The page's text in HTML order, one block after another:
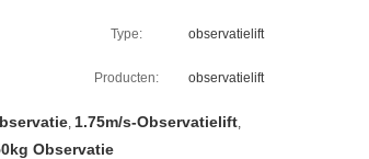
Type: observatielift
Producten: observatielift
, 1.75m/s-Observatielift,
Observatie